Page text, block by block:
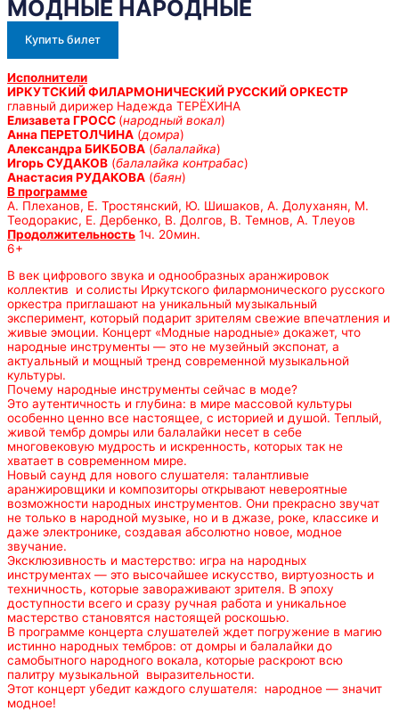
МОДНЫЕ НАРОДНЫЕ
Купить билет
Исполнители
ИРКУТСКИЙ ФИЛАРМОНИЧЕСКИЙ РУССКИЙ ОРКЕСТР
главный дирижер Надежда ТЕРЁХИНА
Елизавета ГРОСС (народный вокал)
Анна ПЕРЕТОЛЧИНА (домра)
Александра БИКБОВА (балалайка)
Игорь СУДАКОВ (балалайка контрабас)
Анастасия РУДАКОВА (баян)
В программе
А. Плеханов, Е. Тростянский, Ю. Шишаков, А. Долуханян, М.
Теодоракис, Е. Дербенко, В. Долгов, В. Темнов, А. Тлеуов
Продолжительность 1ч. 20мин.
6+
В век цифрового звука и однообразных аранжировок
коллектив и солисты Иркутского филармонического русского
оркестра приглашают на уникальный музыкальный
эксперимент, который подарит зрителям свежие впечатления и
живые эмоции. Концерт «Модные народные» докажет, что
народные инструменты — это не музейный экспонат, а
актуальный и мощный тренд современной музыкальной
культуры.
Почему народные инструменты сейчас в моде?
Это аутентичность и глубина: в мире массовой культуры
особенно ценно все настоящее, с историей и душой. Теплый,
живой тембр домры или балалайки несет в себе
многовековую мудрость и искренность, которых так не
хватает в современном мире.
Новый саунд для нового слушателя: талантливые
аранжировщики и композиторы открывают невероятные
возможности народных инструментов. Они прекрасно звучат
не только в народной музыке, но и в джазе, роке, классике и
даже электронике, создавая абсолютно новое, модное
звучание.
Эксклюзивность и мастерство: игра на народных
инструментах — это высочайшее искусство, виртуозность и
техничность, которые завораживают зрителя. В эпоху
доступности всего и сразу ручная работа и уникальное
мастерство становятся настоящей роскошью.
В программе концерта слушателей ждет погружение в магию
истинно народных тембров: от домры и балалайки до
самобытного народного вокала, которые раскроют всю
палитру музыкальной выразительности.
Этот концерт убедит каждого слушателя: народное — значит
модное!